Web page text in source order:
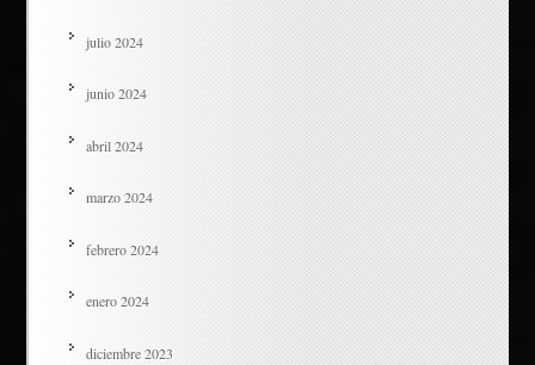
julio 2024
junio 2024
abril 2024
marzo 2024
febrero 2024
enero 2024
diciembre 2023